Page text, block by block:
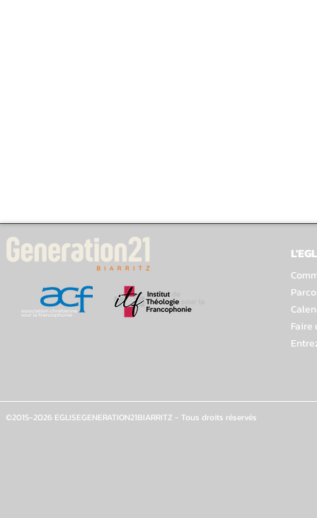
Faire
©2015-2026 EGLISEGENERATION21BIARRITZ - Tous droits réservés